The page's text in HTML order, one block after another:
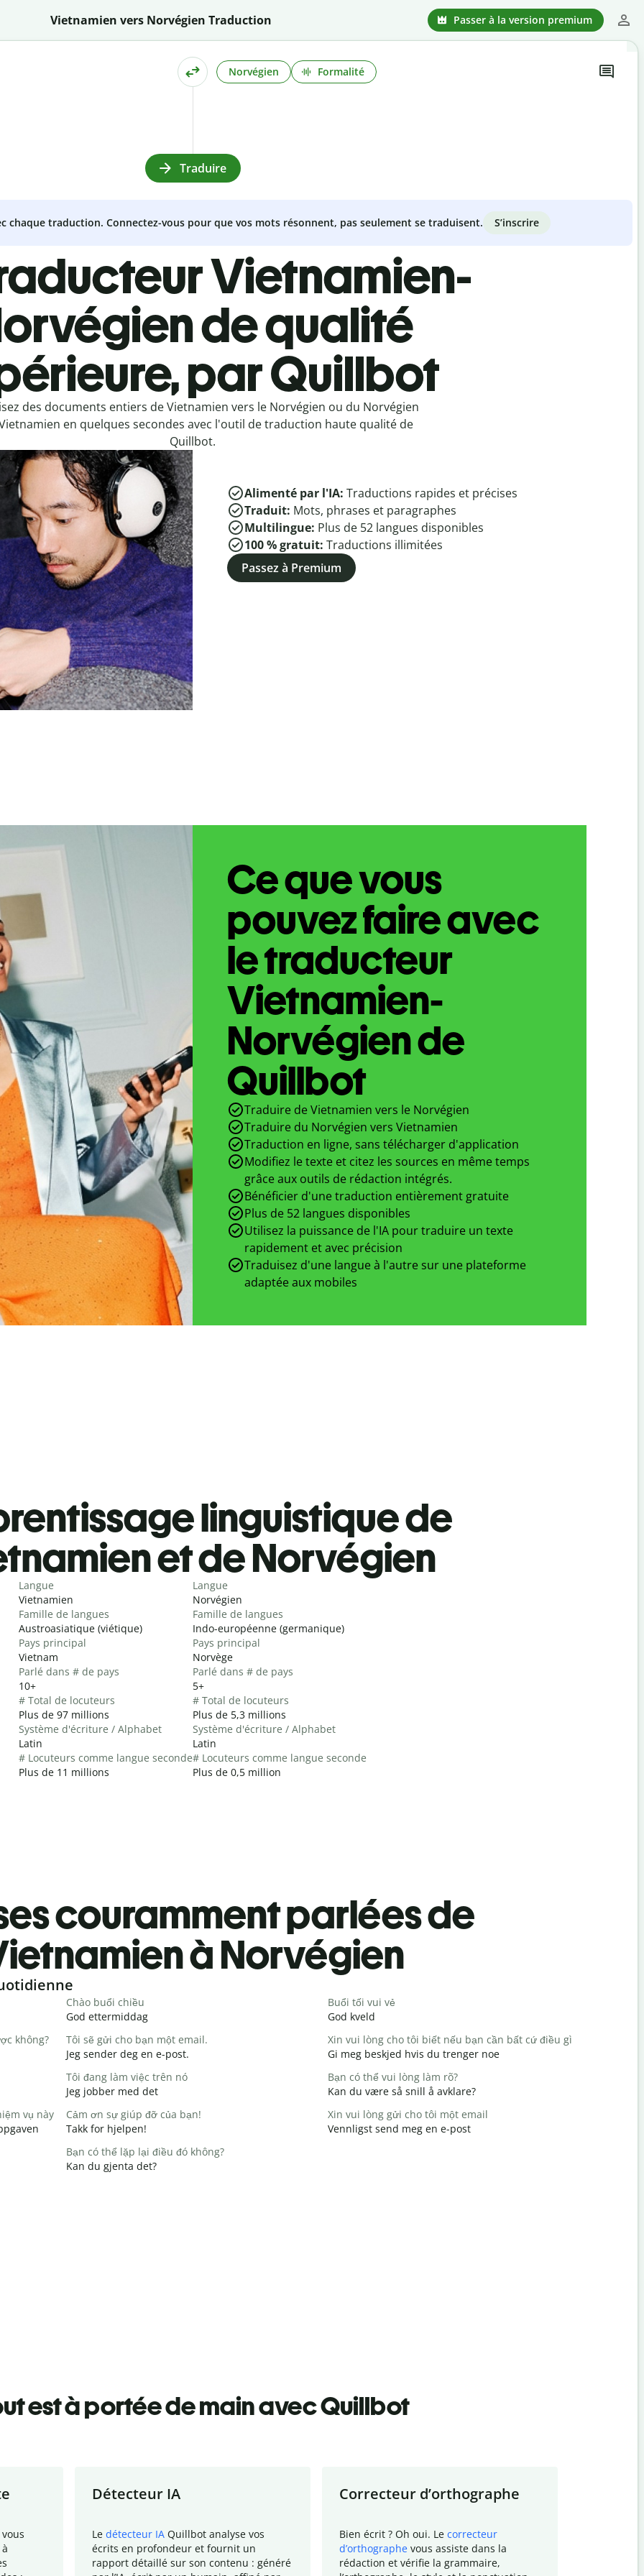
Vietnamien vers Norvégien Traduction Passer à la version premium
Norvégien Formalité
Traduire
chaque traduction. Connectez-vous pour que vos mots résonnent, pas seulement se traduisent. S’inscrire
Vietnamien-
de qualité
par Quillbot
des documents entiers de Vietnamien vers le Norvégien ou du Norvégien
en quelques secondes avec l'outil de traduction haute qualité de
Quillbot.
Alimenté par l'IA: Traductions rapides et précises
Traduit: Mots, phrases et paragraphes
Multilingue: Plus de 52 langues disponibles
100 % gratuit: Traductions illimitées
Passez à Premium
Ce que vous
pouvez faire avec
le traducteur
Vietnamien-
Norvégien de
Quillbot
Traduire de Vietnamien vers le Norvégien
Traduire du Norvégien vers Vietnamien
Traduction en ligne, sans télécharger d'application
Modifiez le texte et citez les sources en même temps
grâce aux outils de rédaction intégrés.
Bénéficier d'une traduction entièrement gratuite
Plus de 52 langues disponibles
Utilisez la puissance de l'IA pour traduire un texte
rapidement et avec précision
Traduisez d'une langue à l'autre sur une plateforme
adaptée aux mobiles
linguistique de
et de Norvégien
Langue
Vietnamien
Famille de langues
Austroasiatique (viétique)
Pays principal
Vietnam
Parlé dans # de pays
10+
# Total de locuteurs
Plus de 97 millions
Système d'écriture / Alphabet
Latin
# Locuteurs comme langue seconde
Plus de 11 millions
Langue
Norvégien
Famille de langues
Indo-européenne (germanique)
Pays principal
Norvège
Parlé dans # de pays
5+
# Total de locuteurs
Plus de 5,3 millions
Système d'écriture / Alphabet
Latin
# Locuteurs comme langue seconde
Plus de 0,5 million
couramment parlées de
à Norvégien
Chào buổi chiều
God ettermiddag
Buổi tối vui vẻ
God kveld
không?
Tôi sẽ gửi cho bạn một email.
Jeg sender deg en e-post.
Xin vui lòng cho tôi biết nếu bạn cần bất cứ điều gì
Gi meg beskjed hvis du trenger noe
Tôi đang làm việc trên nó
Jeg jobber med det
Bạn có thể vui lòng làm rõ?
Kan du være så snill å avklare?
vụ này
Cảm ơn sự giúp đỡ của bạn!
Takk for hjelpen!
Xin vui lòng gửi cho tôi một email
Vennligst send meg en e-post
Bạn có thể lặp lại điều đó không?
Kan du gjenta det?
est à portée de main avec Quillbot
Détecteur IA
Le détecteur IA Quillbot analyse vos
écrits en profondeur et fournit un
rapport détaillé sur son contenu : généré
Correcteur d’orthographe
Bien écrit ? Oh oui. Le correcteur
d’orthographe vous assiste dans la
rédaction et vérifie la grammaire,